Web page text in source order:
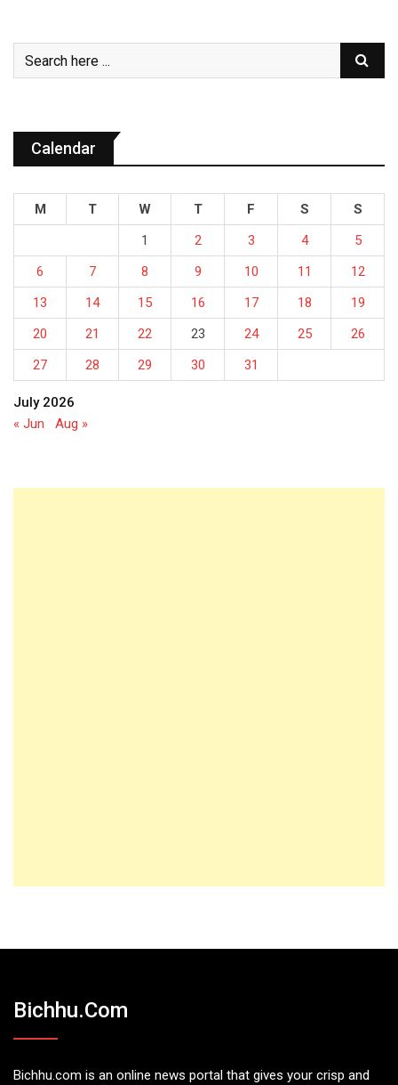
Calendar
July 2026
M T W T F S
S
1
2 3 4
5
6
7 8 9 10 11
12
13
14 15 16 17 18
19
20
21 22 23 24 25
26
27
28 29 30 31
« Jun Aug »
Bichhu.com
Bichhu.com is an online news portal that gives your crisp and